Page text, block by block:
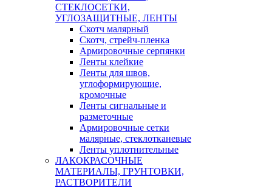
СТЕКЛОСЕТКИ,
УГЛОЗАЩИТНЫЕ, ЛЕНТЫ
Скотч малярный
Скотч, стрейч-пленка
Армировочные серпянки
Ленты клейкие
Ленты для швов,
углоформирующие,
кромочные
Ленты сигнальные и
разметочные
Армировочные сетки
малярные, стеклотканевые
Ленты уплотнительные
ЛАКОКРАСОЧНЫЕ
МАТЕРИАЛЫ, ГРУНТОВКИ,
РАСТВОРИТЕЛИ